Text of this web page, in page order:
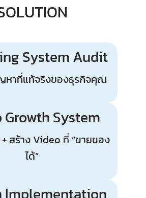
System Audit
หาที่แท้จริงของธุรกิจคุณ
System
สร้าง Video ที่ “ขายของ
ได้”